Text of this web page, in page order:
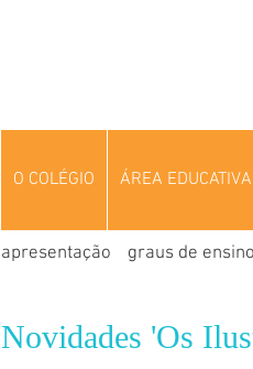
O COLÉGIO ÁREA EDUCATIVA
apresentação graus de
Novidades 'Os